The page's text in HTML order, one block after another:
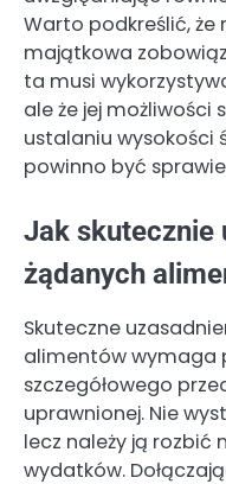
Warto podkreślić, że
majątkowa
ta musi
ale że jej możliwości
ustalaniu wysokości
powinno być
Jak skutecznie
żądanych
Skuteczne
alimentów wymaga
szczegółowego
uprawnionej. Nie
lecz należy ją rozbić
wydatków.